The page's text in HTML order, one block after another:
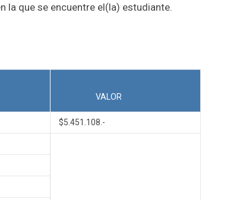
la que se encuentre el(la) estudiante.
VALOR
$5.451.108.-